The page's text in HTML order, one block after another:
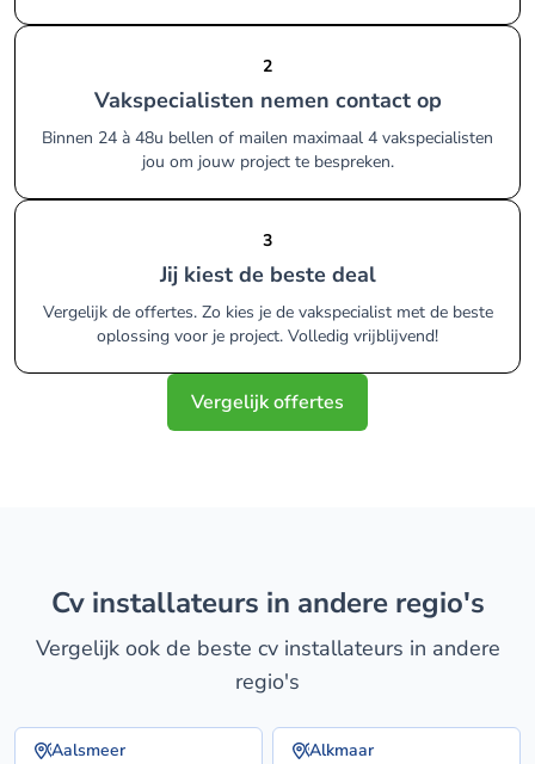
2
Vakspecialisten nemen contact op
Binnen 24 à 48u bellen of mailen maximaal 4 vakspecialisten
jou om jouw project te bespreken.
3
Jij kiest de beste deal
Vergelijk de offertes. Zo kies je de vakspecialist met de beste
oplossing voor je project. Volledig vrijblijvend!
Vergelijk offertes
cv installateurs in andere regio's
Vergelijk ook de beste cv installateurs in andere
regio's
Aalsmeer Alkmaar